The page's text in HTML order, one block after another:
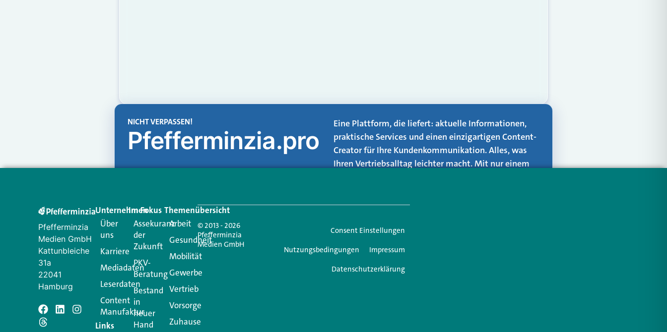
NICHT VERPASSEN!
Pfefferminzia.pro
Eine Plattform, die liefert: aktuelle Informationen,
praktische Services und einen einzigartigen Content-
Creator für Ihre Kundenkommunikation. Alles, was
Ihren Vertriebsalltag leichter macht. Mit nur einem
Schreiben Sie einen Kommentar
Pfefferminzia
Medien GmbH
Kattunbleiche
31a
22041
Hamburg
Unternehmen
Über
uns
Karriere
Mediadaten
Leserdaten
Content
Manufaktur
Links
Im Fokus
Assekuranz
der
Zukunft
PKV-
Beratung
Bestand
in
neuer
Hand
Themenübersicht
Arbeit
Gesundheit
Mobilität
Gewerbe
Vertrieb
Vorsorge
Zuhause
© 2013 - 2026
Pfefferminzia
Medien GmbH
Consent Einstellungen
Nutzungsbedingungen
Impressum
Datenschutzerklärung